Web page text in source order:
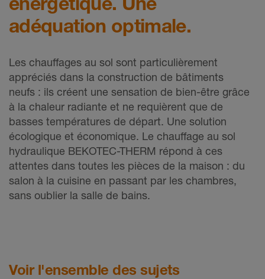
adéquation optimale.
Les chauffages au sol sont particulièrement
appréciés dans la construction de bâtiments
neufs : ils créent une sensation de bien-être grâce
à la chaleur radiante et ne requièrent que de
basses températures de départ. Une solution
écologique et économique. Le chauffage au sol
hydraulique BEKOTEC-THERM répond à ces
attentes dans toutes les pièces de la maison : du
salon à la cuisine en passant par les chambres,
sans oublier la salle de bains.
Voir l'ensemble des sujets